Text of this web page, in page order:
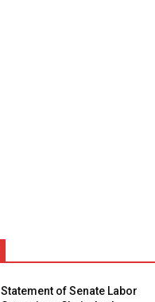
Statement of Senate Labor